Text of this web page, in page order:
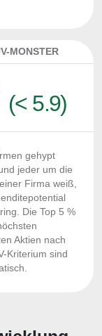
MONSTER
(< 5.9)
gehypt
jeder um die
Firma weiß,
Die Top 5 %
Aktien nach
Kriterium sind